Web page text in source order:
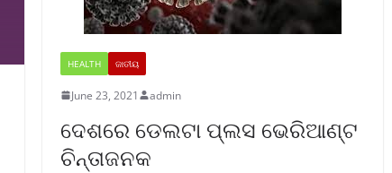
HEALTH ଜାତୀୟ
June 23, 2021 admin
ଦେଶରେ ଡେଲଟା ପ୍ଲସ ଭେରିଆଣ୍ଟ
ଚିନ୍ତାଜନକ